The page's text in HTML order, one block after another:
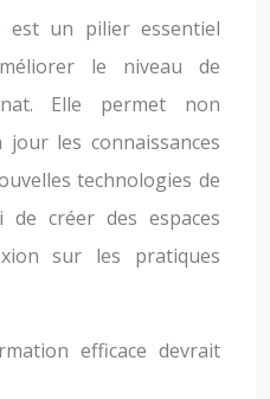
est un pilier essentiel
le niveau de
Elle permet non
les connaissances
technologies de
de créer des espaces
sur les pratiques
efficace devrait